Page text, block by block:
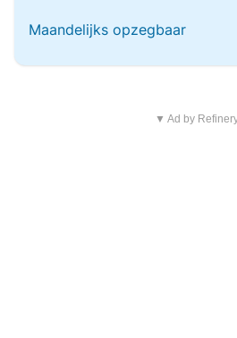
Maandelijks opzegbaar
▼ Ad by